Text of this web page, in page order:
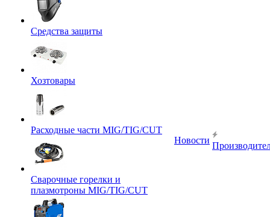
Средства защиты
Хозтовары
Расходные части MIG/TIG/CUT
Сварочные горелки и
плазмотроны MIG/TIG/CUT
Новости